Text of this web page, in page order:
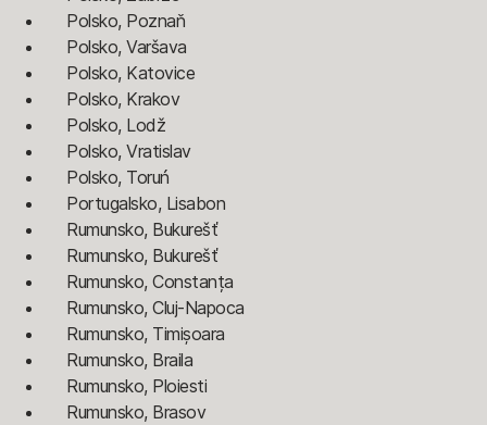
Polsko, Poznaň
Polsko, Varšava
Polsko, Katovice
Polsko, Krakov
Polsko, Lodž
Polsko, Vratislav
Polsko, Toruń
Portugalsko, Lisabon
Rumunsko, Bukurešť
Rumunsko, Bukurešť
Rumunsko, Constanța
Rumunsko, Cluj-Napoca
Rumunsko, Timișoara
Rumunsko, Braila
Rumunsko, Ploiesti
Rumunsko, Brasov